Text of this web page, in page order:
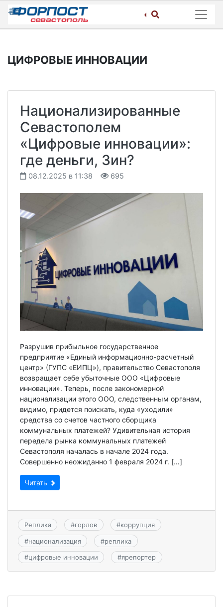
Skip
content
ЦИФРОВЫЕ ИННОВАЦИИ
Национализированные
Севастополем
«Цифровые инновации»:
где деньги, Зин?
08.12.2025 в 11:38 695
Разрушив прибыльное государственное
предприятие «Единый информационно-расчетный
центр» (ГУПС «ЕИПЦ»), правительство Севастополя
возвращает себе убыточные ООО «Цифровые
инновации». Теперь, после закономерной
национализации этого ООО, следственным органам,
видимо, придется поискать, куда «уходили»
средства со счетов частного сборщика
коммунальных платежей? Удивительная история
передела рынка коммунальных платежей
Севастополя началась в начале 2024 года.
Совершенно неожиданно 1 февраля 2024 г. […]
Читать
Реплика #горлов #коррупция
#национализация #реплика
#цифровые инновации #ярепортер